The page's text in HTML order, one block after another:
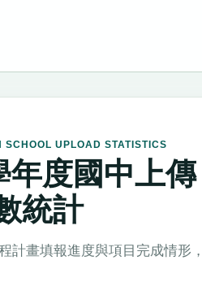
SCHOOL UPLOAD STATISTICS
年度國中上傳
統計
計畫填報進度與項目完成情形